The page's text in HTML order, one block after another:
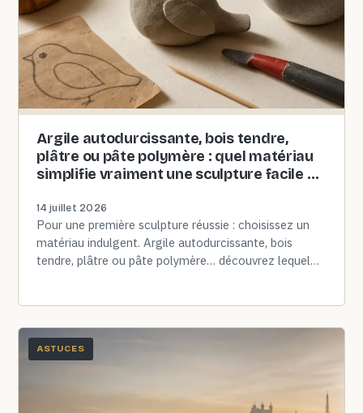
Argile autodurcissante, bois tendre,
plâtre ou pâte polymère : quel matériau
simplifie vraiment une sculpture facile à
14 juillet 2026
Pour une première sculpture réussie : choisissez un
matériau indulgent. Argile autodurcissante, bois
tendre, plâtre ou pâte polymère… découvrez lequel
ASTUCES